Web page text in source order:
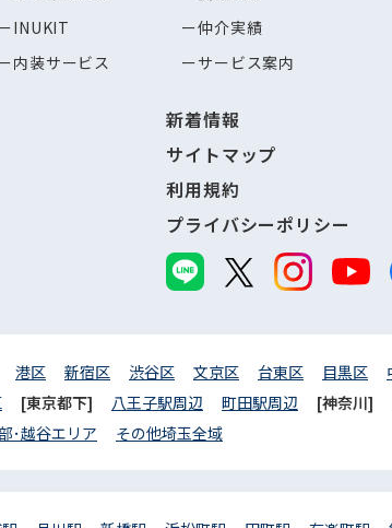
INUKIT
内装サービス
仲介実績
サービス案内
新着情報
サイトマップ
利用規約
プライバシーポリシー
港区 新宿区 渋谷区 文京区 台東区 目黒区
[東京都下] 八王子駅周辺 町田駅周辺 [神奈川]
･越谷エリア その他埼玉全域